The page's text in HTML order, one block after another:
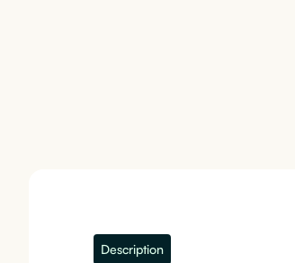
Description